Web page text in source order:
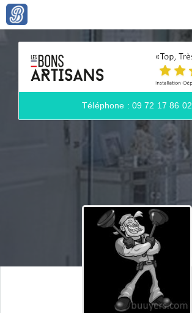
Téléphone : 09 72 17 86 02